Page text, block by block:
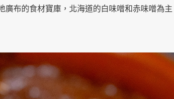
廣布的食材寶庫，北海道的白味噌和赤味噌為